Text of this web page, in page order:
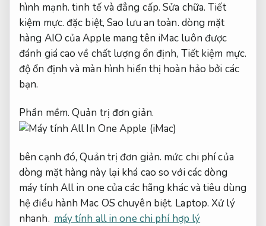
hình mạnh. tinh tế và đẳng cấp.Sửa chữa. Tiết
kiệm mực. đặc biệt,Sao lưu an toàn. dòng mặt
hàng AIO của Apple mang tên iMac luôn được
đánh giá cao về chất lượng ổn định, Tiết kiệm mực.
độ ổn định và màn hình hiển thị hoàn hảo bởi các
bạn.
Phần mềm. Quản trị đơn giản.
bên cạnh đó,Quản trị đơn giản. mức chi phí của
dòng mặt hàng này lại khá cao so với các dòng
máy tính All in one của các hãng khác và tiêu dùng
hệ điều hành Mac OS chuyên biệt. Laptop. Xử lý
nhanh. máy tính all in one chi phí hợp lý